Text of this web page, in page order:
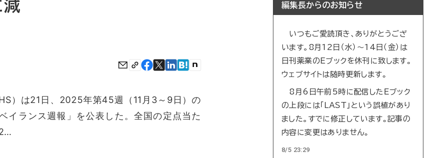
）は21日、2025年第45週（11月3～9日）の
イランス週報」を公表した。全国の定点当た
編集長からのお知らせ
いつもご愛読頂き、ありがとうござ
います。8月12日（水）～14日（金）は
日刊薬業のEブックを休刊に致します。
ウェブサイトは随時更新します。
8月6日午前5時に配信したEブック
の上段には「LAST」という誤植があり
ました。すでに修正しています。記事の
内容に変更はありません。
8/5 23:29